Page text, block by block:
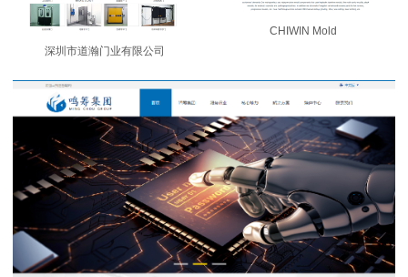
深圳市道瀚门业有限公司
CHIWIN Mold